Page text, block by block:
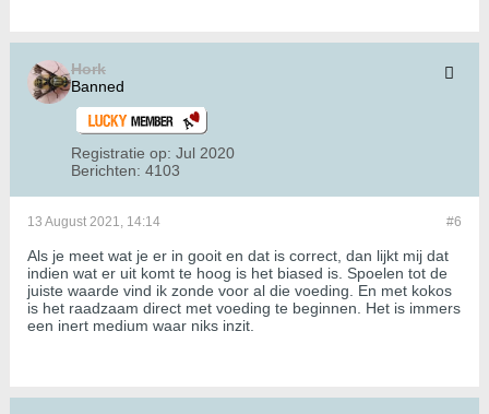
Hork
Banned
Registratie op: Jul 2020
Berichten: 4103
#6
13 August 2021, 14:14
Als je meet wat je er in gooit en dat is correct, dan lijkt mij dat
indien wat er uit komt te hoog is het biased is. Spoelen tot de
juiste waarde vind ik zonde voor al die voeding. En met kokos
is het raadzaam direct met voeding te beginnen. Het is immers
een inert medium waar niks inzit.